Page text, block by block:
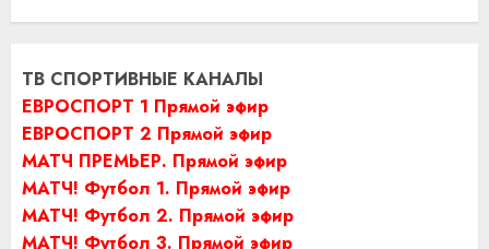
ТВ СПОРТИВНЫЕ КАНАЛЫ
ЕВРОСПОРТ 1 Прямой эфир
ЕВРОСПОРТ 2 Прямой эфир
МАТЧ ПРЕМЬЕР. Прямой эфир
МАТЧ! Футбол 1. Прямой эфир
МАТЧ! Футбол 2. Прямой эфир
МАТЧ! Футбол 3. Прямой эфир